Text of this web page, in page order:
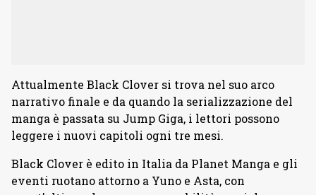
Attualmente Black Clover si trova nel suo arco
narrativo finale e da quando la serializzazione del
manga è passata su Jump Giga, i lettori possono
leggere i nuovi capitoli ogni tre mesi.
Black Clover è edito in Italia da Planet Manga e gli
eventi ruotano attorno a Yuno e Asta, con